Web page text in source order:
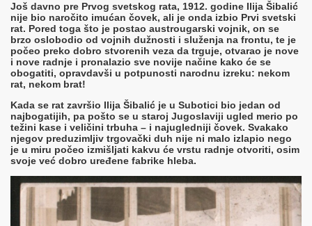
Još davno pre Prvog svetskog rata, 1912. godine Ilija Šibalić
nije bio naročito imućan čovek, ali je onda izbio Prvi svetski
rat. Pored toga što je postao austrougarski vojnik, on se
brzo oslobodio od vojnih dužnosti i služenja na frontu, te je
počeo preko dobro stvorenih veza da trguje, otvarao je nove
i nove radnje i pronalazio sve novije načine kako će se
obogatiti, opravdavši u potpunosti narodnu izreku: nekom
rat, nekom brat!
Kada se rat završio Ilija Šibalić je u Subotici bio jedan od
najbogatijih, pa pošto se u staroj Jugoslaviji ugled merio po
težini kase i veličini trbuha – i najugledniji čovek. Svakako
njegov preduzimljiv trgovački duh nije ni malo izlapio nego
je u miru počeo izmišljati kakvu će vrstu radnje otvoriti, osim
svoje već dobro uređene fabrike hleba.